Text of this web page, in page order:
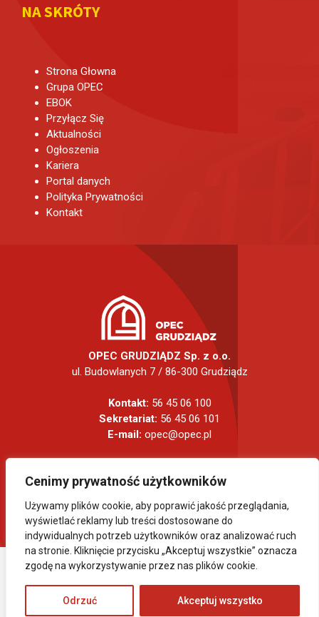
Cenimy prywatność użytkowników
Używamy plików cookie, aby poprawić jakość przeglądania,
wyświetlać reklamy lub treści dostosowane do
indywidualnych potrzeb użytkowników oraz analizować ruch
na stronie. Kliknięcie przycisku „Akceptuj wszystkie” oznacza
zgodę na wykorzystywanie przez nas plików cookie.
Odrzuć Akceptuj wszystko
NA SKRÓTY
Strona Głowna
Grupa OPEC
EBOK
Przyłącz Się
Aktualności
Ogłoszenia
Kariera
Portal danych
Polityka Prywatności
Kontakt
OPEC GRUDZIĄDZ Sp. z o.o.
ul. Budowlanych 7 / 86-300 Grudziądz
Kontakt: 56 45 06 100
Sekretariat: 56 45 06 101
E-mail: opec@opec.pl
ZASTRZEŻONE.